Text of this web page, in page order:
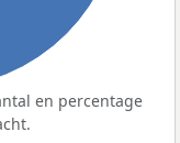
en percentage